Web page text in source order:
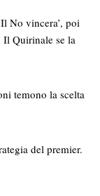
No vincera’, poi
Il Quirinale se la
temono la scelta
del premier.